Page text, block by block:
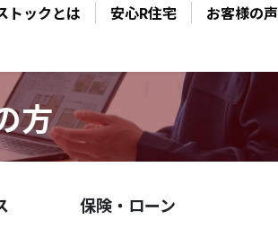
トックとは 安心R住宅 お客様の声
方
保険・ローン